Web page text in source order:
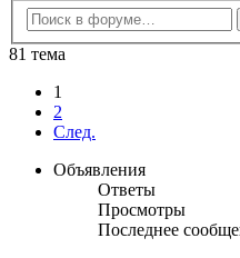
81 тема
1
2
След.
Объявления
Ответы
Просмотры
Последнее